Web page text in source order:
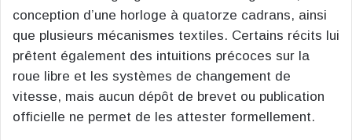
conception d’une horloge à quatorze cadrans, ainsi
que plusieurs mécanismes textiles. Certains récits lui
prêtent également des intuitions précoces sur la
roue libre et les systèmes de changement de
vitesse, mais aucun dépôt de brevet ou publication
officielle ne permet de les attester formellement.